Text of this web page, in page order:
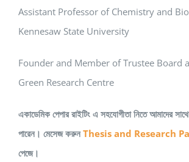
Assistant Professor of Chemistry and
Kennesaw State University
Founder and Member of Trustee Board
Green Research Centre
একাডেমিক পেপার রাইটিং এ সহযোগীতা নিতে আমাদের
পারেন। মেসেজ করুনThesis and Research
পেজে।